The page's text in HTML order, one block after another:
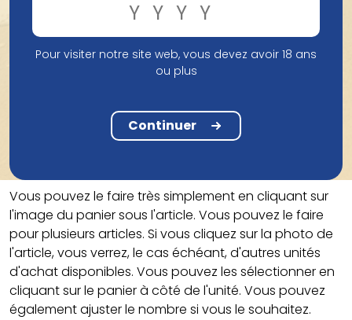
concernant une commande ou notre assortiment. Si
vous avez des questions sur la consommation
d'alcool, l'abus d'alcool ou ses effets néfastes, vous
pouvez également nous contacter par ce biais.
Sur notre boutique en ligne, vous pouvez visiter
différentes pages de produits. Sur ces pages, vous
avez la possibilité d'ajouter un produit à votre panier.
Vous pouvez le faire très simplement en cliquant sur
l'image du panier sous l'article. Vous pouvez le faire
pour plusieurs articles. Si vous cliquez sur la photo de
l'article, vous verrez, le cas échéant, d'autres unités
d'achat disponibles. Vous pouvez les sélectionner en
cliquant sur le panier à côté de l'unité. Vous pouvez
également ajuster le nombre si vous le souhaitez.
Pour visiter notre site web, vous devez avoir 18 ans
ou plus
Continuer